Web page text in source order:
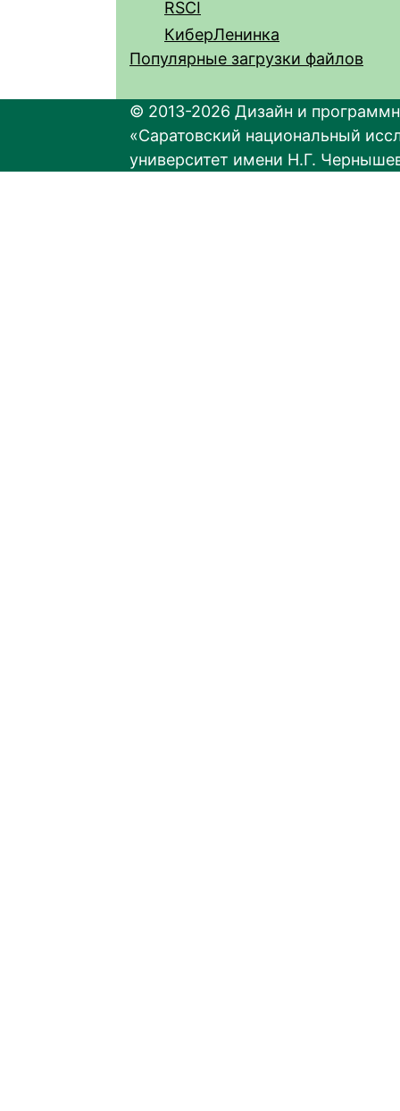
RSCI
КиберЛенинка
Популярные загрузки файлов
© 2013-2026 Дизайн и
«Саратовский национальный
университет имени Н.Г.